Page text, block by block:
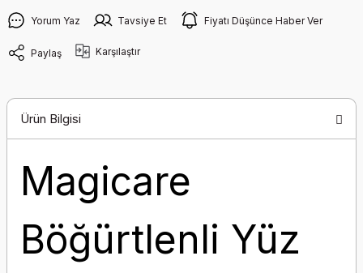
Yorum Yaz Tavsiye Et Fiyatı Düşünce Haber Ver
Paylaş Karşılaştır
Ürün Bilgisi
Magicare
Böğürtlenli Yüz